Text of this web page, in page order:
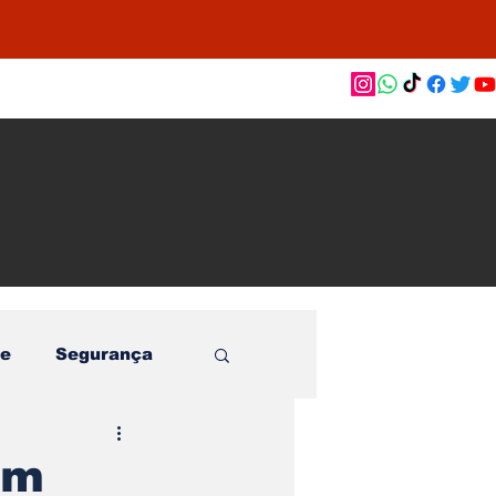
Segurança